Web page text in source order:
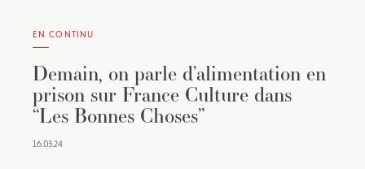
EN CONTINU
Demain, on parle d’alimentation en
prison sur France Culture dans
“Les Bonnes Choses”
16.03.24